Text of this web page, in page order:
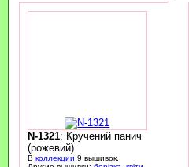
N-1321: Кручений панич
(рожевий)
В коллекции 9 вышивок.